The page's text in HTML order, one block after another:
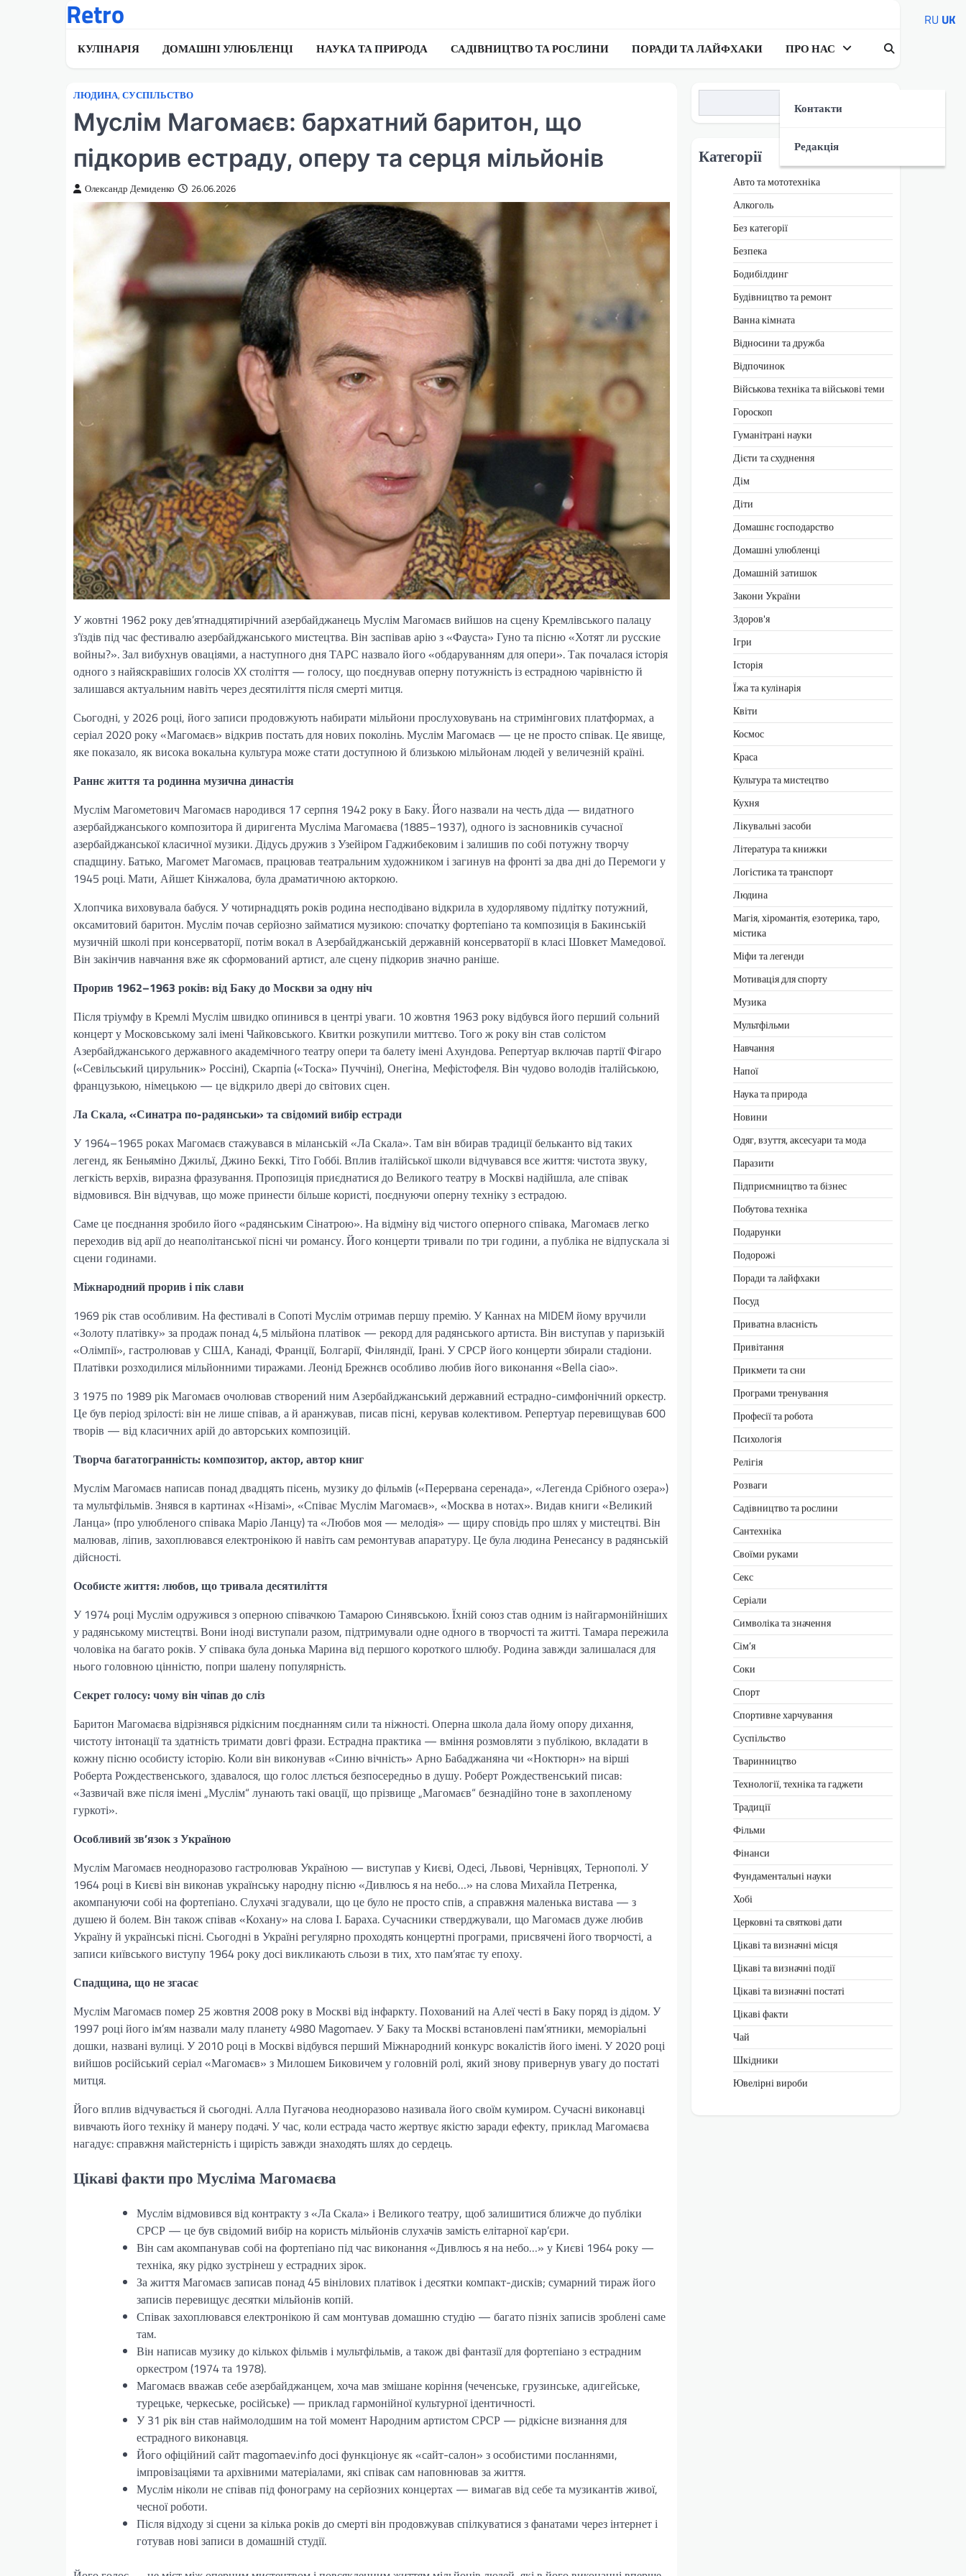
Retro
КУЛІНАРІЯ ДОМАШНІ УЛЮБЛЕНЦІ НАУКА ТА ПРИРОДА САДІВНИЦТВО ТА РОСЛИНИ ПОРАДИ ТА ЛАЙФХАКИ ПРО НАС
Контакти
Редакція
ЛЮДИНА, СУСПІЛЬСТВО
Муслім Магомаєв: бархатний баритон, що
підкорив естраду, оперу та серця мільйонів
Олександр Демиденко 26.06.2026
У жовтні 1962 року дев’ятнадцятирічний азербайджанець Муслім Магомаєв вийшов на сцену Кремлівського палацу
з’їздів під час фестивалю азербайджанського мистецтва. Він заспівав арію з «Фауста» Гуно та пісню «Хотят ли русские
войны?». Зал вибухнув оваціями, а наступного дня ТАРС назвало його «обдаруванням для опери». Так почалася історія
одного з найяскравіших голосів XX століття — голосу, що поєднував оперну потужність із естрадною чарівністю й
залишався актуальним навіть через десятиліття після смерті митця.
Сьогодні, у 2026 році, його записи продовжують набирати мільйони прослуховувань на стримінгових платформах, а
серіал 2020 року «Магомаєв» відкрив постать для нових поколінь. Муслім Магомаєв — це не просто співак. Це явище,
яке показало, як висока вокальна культура може стати доступною й близькою мільйонам людей у величезній країні.
Раннє життя та родинна музична династія
Муслім Магометович Магомаєв народився 17 серпня 1942 року в Баку. Його назвали на честь діда — видатного
азербайджанського композитора й диригента Мусліма Магомаєва (1885–1937), одного із засновників сучасної
азербайджанської класичної музики. Дідусь дружив з Узейіром Гаджибековим і залишив по собі потужну творчу
спадщину. Батько, Магомет Магомаєв, працював театральним художником і загинув на фронті за два дні до Перемоги у
1945 році. Мати, Айшет Кінжалова, була драматичною акторкою.
Хлопчика виховувала бабуся. У чотирнадцять років родина несподівано відкрила в худорлявому підлітку потужний,
оксамитовий баритон. Муслім почав серйозно займатися музикою: спочатку фортепіано та композиція в Бакинській
музичній школі при консерваторії, потім вокал в Азербайджанській державній консерваторії в класі Шовкет Мамедової.
Він закінчив навчання вже як сформований артист, але сцену підкорив значно раніше.
Прорив 1962–1963 років: від Баку до Москви за одну ніч
Після тріумфу в Кремлі Муслім швидко опинився в центрі уваги. 10 жовтня 1963 року відбувся його перший сольний
концерт у Московському залі імені Чайковського. Квитки розкупили миттєво. Того ж року він став солістом
Азербайджанського державного академічного театру опери та балету імені Ахундова. Репертуар включав партії Фігаро
(«Севільський цирульник» Россіні), Скарпіа («Тоска» Пуччіні), Онегіна, Мефістофеля. Він чудово володів італійською,
французькою, німецькою — це відкрило двері до світових сцен.
Ла Скала, «Синатра по-радянськи» та свідомий вибір естради
У 1964–1965 роках Магомаєв стажувався в міланській «Ла Скала». Там він вбирав традиції бельканто від таких
легенд, як Беньяміно Джильї, Джино Беккі, Тіто Гоббі. Вплив італійської школи відчувався все життя: чистота звуку,
легкість верхів, виразна фразування. Пропозиція приєднатися до Великого театру в Москві надійшла, але співак
відмовився. Він відчував, що може принести більше користі, поєднуючи оперну техніку з естрадою.
Саме це поєднання зробило його «радянським Сінатрою». На відміну від чистого оперного співака, Магомаєв легко
переходив від арії до неаполітанської пісні чи романсу. Його концерти тривали по три години, а публіка не відпускала зі
сцени годинами.
Міжнародний прорив і пік слави
1969 рік став особливим. На фестивалі в Сопоті Муслім отримав першу премію. У Каннах на MIDEM йому вручили
«Золоту платівку» за продаж понад 4,5 мільйона платівок — рекорд для радянського артиста. Він виступав у паризькій
«Олімпії», гастролював у США, Канаді, Франції, Болгарії, Фінляндії, Ірані. У СРСР його концерти збирали стадіони.
Платівки розходилися мільйонними тиражами. Леонід Брежнєв особливо любив його виконання «Bella ciao».
З 1975 по 1989 рік Магомаєв очолював створений ним Азербайджанський державний естрадно-симфонічний оркестр.
Це був період зрілості: він не лише співав, а й аранжував, писав пісні, керував колективом. Репертуар перевищував 600
творів — від класичних арій до авторських композицій.
Творча багатогранність: композитор, актор, автор книг
Муслім Магомаєв написав понад двадцять пісень, музику до фільмів («Перервана серенада», «Легенда Срібного озера»)
та мультфільмів. Знявся в картинах «Нізамі», «Співає Муслім Магомаєв», «Москва в нотах». Видав книги «Великий
Ланца» (про улюбленого співака Маріо Ланцу) та «Любов моя — мелодія» — щиру сповідь про шлях у мистецтві. Він
малював, ліпив, захоплювався електронікою й навіть сам ремонтував апаратуру. Це була людина Ренесансу в радянській
дійсності.
Особисте життя: любов, що тривала десятиліття
У 1974 році Муслім одружився з оперною співачкою Тамарою Синявською. Їхній союз став одним із найгармонійніших
у радянському мистецтві. Вони іноді виступали разом, підтримували одне одного в творчості та житті. Тамара пережила
чоловіка на багато років. У співака була донька Марина від першого короткого шлюбу. Родина завжди залишалася для
нього головною цінністю, попри шалену популярність.
Секрет голосу: чому він чіпав до сліз
Баритон Магомаєва відрізнявся рідкісним поєднанням сили та ніжності. Оперна школа дала йому опору дихання,
чистоту інтонації та здатність тримати довгі фрази. Естрадна практика — вміння розмовляти з публікою, вкладати в
кожну пісню особисту історію. Коли він виконував «Синю вічність» Арно Бабаджаняна чи «Ноктюрн» на вірші
Роберта Рождественського, здавалося, що голос ллється безпосередньо в душу. Роберт Рождественський писав:
«Зазвичай вже після імені „Муслім“ лунають такі овації, що прізвище „Магомаєв“ безнадійно тоне в захопленому
гуркоті».
Особливий зв’язок з Україною
Муслім Магомаєв неодноразово гастролював Україною — виступав у Києві, Одесі, Львові, Чернівцях, Тернополі. У
1964 році в Києві він виконав українську народну пісню «Дивлюсь я на небо…» на слова Михайла Петренка,
акомпануючи собі на фортепіано. Слухачі згадували, що це було не просто спів, а справжня маленька вистава — з
душею й болем. Він також співав «Кохану» на слова І. Бараха. Сучасники стверджували, що Магомаєв дуже любив
Україну й українські пісні. Сьогодні в Україні регулярно проходять концертні програми, присвячені його творчості, а
записи київського виступу 1964 року досі викликають сльози в тих, хто пам’ятає ту епоху.
Спадщина, що не згасає
Муслім Магомаєв помер 25 жовтня 2008 року в Москві від інфаркту. Похований на Алеї честі в Баку поряд із дідом. У
1997 році його ім’ям назвали малу планету 4980 Magomaev. У Баку та Москві встановлені пам’ятники, меморіальні
дошки, названі вулиці. У 2010 році в Москві відбувся перший Міжнародний конкурс вокалістів його імені. У 2020 році
вийшов російський серіал «Магомаєв» з Милошем Биковичем у головній ролі, який знову привернув увагу до постаті
митця.
Його вплив відчувається й сьогодні. Алла Пугачова неодноразово називала його своїм кумиром. Сучасні виконавці
вивчають його техніку й манеру подачі. У час, коли естрада часто жертвує якістю заради ефекту, приклад Магомаєва
нагадує: справжня майстерність і щирість завжди знаходять шлях до сердець.
Цікаві факти про Мусліма Магомаєва
Муслім відмовився від контракту з «Ла Скала» і Великого театру, щоб залишитися ближче до публіки
СРСР — це був свідомий вибір на користь мільйонів слухачів замість елітарної кар’єри.
Він сам акомпанував собі на фортепіано під час виконання «Дивлюсь я на небо…» у Києві 1964 року —
техніка, яку рідко зустрінеш у естрадних зірок.
За життя Магомаєв записав понад 45 вінілових платівок і десятки компакт-дисків; сумарний тираж його
записів перевищує десятки мільйонів копій.
Співак захоплювався електронікою й сам монтував домашню студію — багато пізніх записів зроблені саме
там.
Він написав музику до кількох фільмів і мультфільмів, а також дві фантазії для фортепіано з естрадним
оркестром (1974 та 1978).
Магомаєв вважав себе азербайджанцем, хоча мав змішане коріння (чеченське, грузинське, адигейське,
турецьке, черкеське, російське) — приклад гармонійної культурної ідентичності.
У 31 рік він став наймолодшим на той момент Народним артистом СРСР — рідкісне визнання для
естрадного виконавця.
Його офіційний сайт magomaev.info досі функціонує як «сайт-салон» з особистими посланнями,
імпровізаціями та архівними матеріалами, які співак сам наповнював за життя.
Муслім ніколи не співав під фонограму на серйозних концертах — вимагав від себе та музикантів живої,
чесної роботи.
Після відходу зі сцени за кілька років до смерті він продовжував спілкуватися з фанатами через інтернет і
готував нові записи в домашній студії.
Категорії
Авто та мототехніка
Алкоголь
Без категорії
Безпека
Бодибілдинг
Будівництво та ремонт
Ванна кімната
Відносини та дружба
Відпочинок
Військова техніка та військові теми
Гороскоп
Гуманітрані науки
Дієти та схуднення
Дім
Діти
Домашнє господарство
Домашні улюбленці
Домашній затишок
Закони України
Здоров'я
Ігри
Історія
Їжа та кулінарія
Квіти
Космос
Краса
Культура та мистецтво
Кухня
Лікувальні засоби
Література та книжки
Логістика та транспорт
Людина
Магія, хіромантія, езотерика, таро,
містика
Міфи та легенди
Мотивація для спорту
Музика
Мультфільми
Навчання
Напої
Наука та природа
Новини
Одяг, взуття, аксесуари та мода
Паразити
Підприємництво та бізнес
Побутова техніка
Подарунки
Подорожі
Поради та лайфхаки
Посуд
Приватна власність
Привітання
Прикмети та сни
Програми тренування
Професії та робота
Психологія
Релігія
Розваги
Садівництво та рослини
Сантехніка
Своїми руками
Секс
Серіали
Символіка та значення
Сім’я
Соки
Спорт
Спортивне харчування
Суспільство
Тваринництво
Технології, техніка та гаджети
Традиції
Фільми
Фінанси
Фундаментальні науки
Хобі
Церковні та святкові дати
Цікаві та визначні місця
Цікаві та визначні події
Цікаві та визначні постаті
Цікаві факти
Чай
Шкідники
Ювелірні вироби
RU UK